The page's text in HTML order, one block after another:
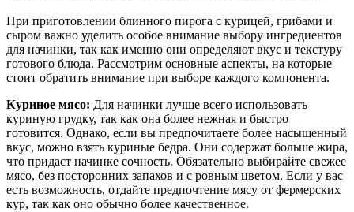
При приготовлении блинного пирога с курицей, грибами и
сыром важно уделить особое внимание выбору ингредиентов
для начинки, так как именно они определяют вкус и текстуру
готового блюда. Рассмотрим основные аспекты, на которые
стоит обратить внимание при выборе каждого компонента.
Куриное мясо: Для начинки лучше всего использовать
куриную грудку, так как она более нежная и быстро
готовится. Однако, если вы предпочитаете более насыщенный
вкус, можно взять куриные бедра. Они содержат больше жира,
что придаст начинке сочность. Обязательно выбирайте свежее
мясо, без посторонних запахов и с ровным цветом. Если у вас
есть возможность, отдайте предпочтение мясу от фермерских
кур, так как оно обычно более качественное.